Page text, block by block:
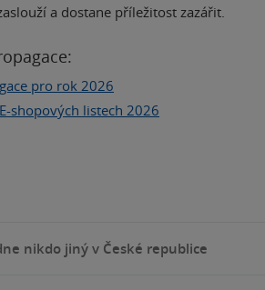
a dostane příležitost zazářit.
pro rok 2026
shopových listech 2026
nikdo jiný v České republice